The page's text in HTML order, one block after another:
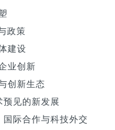
政策
建设
业创新
创新生态
见的新发展
际合作与科技外交